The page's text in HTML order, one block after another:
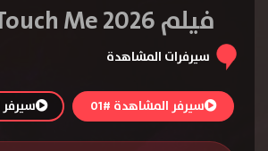
فيلم Touch Me 2026 مترجم
سيرفرات المشاهدة
سيرفر المشاهدة #01 سيرفر